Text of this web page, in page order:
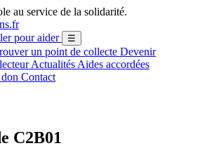
au service de la solidarité.
pour aider ☰
un point de collecte Devenir
Actualités Aides accordées
Contact
C2B01